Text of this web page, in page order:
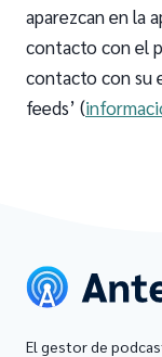
aparezcan en la
contacto con el
contacto con su
feeds’ (
El gestor de